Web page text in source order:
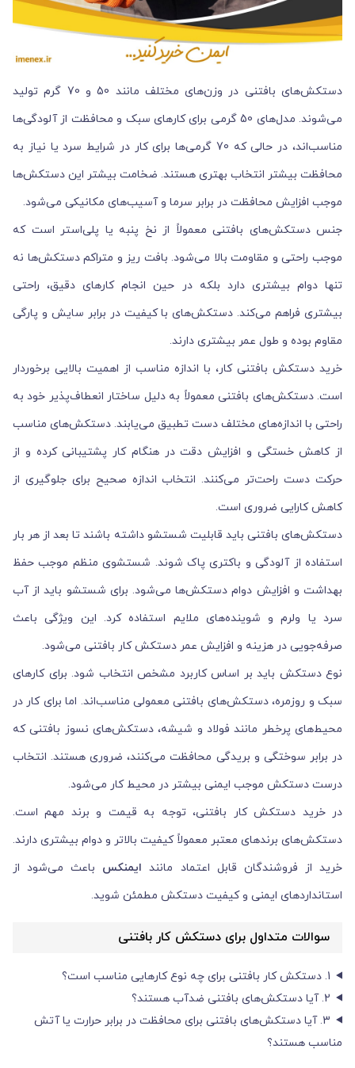
دستکش‌های بافتنی در وزن‌های مختلف مانند 50 و 70 گرم تولید
می‌شوند. مدل‌های 50 گرمی برای کارهای سبک و محافظت از آلودگی‌ها
مناسب‌اند، در حالی که 70 گرمی‌ها برای کار در شرایط سرد یا نیاز به
محافظت بیشتر انتخاب بهتری هستند. ضخامت بیشتر این دستکش‌ها
موجب افزایش محافظت در برابر سرما و آسیب‌های مکانیکی می‌شود.
جنس دستکش‌های بافتنی معمولاً از نخ پنبه یا پلی‌استر است که
موجب راحتی و مقاومت بالا می‌شود. بافت ریز و متراکم دستکش‌ها نه
تنها دوام بیشتری دارد بلکه در حین انجام کارهای دقیق، راحتی
بیشتری فراهم می‌کند. دستکش‌های با کیفیت در برابر سایش و پارگی
مقاوم بوده و طول عمر بیشتری دارند.
خرید دستکش بافتنی کار، با اندازه مناسب از اهمیت بالایی برخوردار
است. دستکش‌های بافتنی معمولاً به دلیل ساختار انعطاف‌پذیر خود به
راحتی با اندازه‌های مختلف دست تطبیق می‌یابند. دستکش‌های مناسب
از کاهش خستگی و افزایش دقت در هنگام کار پشتیبانی کرده و از
حرکت دست راحت‌تر می‌کنند. انتخاب اندازه صحیح برای جلوگیری از
کاهش کارایی ضروری است.
دستکش‌های بافتنی باید قابلیت شستشو داشته باشند تا بعد از هر بار
استفاده از آلودگی و باکتری پاک شوند. شستشوی منظم موجب حفظ
بهداشت و افزایش دوام دستکش‌ها می‌شود. برای شستشو باید از آب
سرد یا ولرم و شوینده‌های ملایم استفاده کرد. این ویژگی باعث
صرفه‌جویی در هزینه و افزایش عمر دستکش کار بافتنی می‌شود.
نوع دستکش باید بر اساس کاربرد مشخص انتخاب شود. برای کارهای
سبک و روزمره، دستکش‌های بافتنی معمولی مناسب‌اند. اما برای کار در
محیط‌های پرخطر مانند فولاد و شیشه، دستکش‌های نسوز بافتنی که
در برابر سوختگی و بریدگی محافظت می‌کنند، ضروری هستند. انتخاب
درست دستکش موجب ایمنی بیشتر در محیط کار می‌شود.
در خرید دستکش‌ کار بافتنی، توجه به قیمت و برند مهم است.
دستکش‌های برندهای معتبر معمولاً کیفیت بالاتر و دوام بیشتری دارند.
خرید از فروشندگان قابل اعتماد مانند ایمنکس باعث می‌شود از
استانداردهای ایمنی و کیفیت دستکش مطمئن شوید.
سوالات متداول برای دستکش کار بافتنی
1. دستکش کار بافتنی برای چه نوع کارهایی مناسب است؟
2. آیا دستکش‌های بافتنی ضدآب هستند؟
3. آیا دستکش‌های بافتنی برای محافظت در برابر حرارت یا آتش
مناسب هستند؟